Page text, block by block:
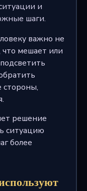
и
шаги.
важно не
что мешает или
стороны,
решение
ситуацию
более